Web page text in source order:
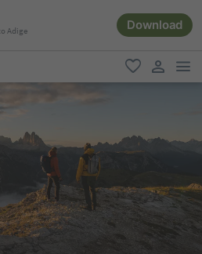
Adige Download
favoriti
user link